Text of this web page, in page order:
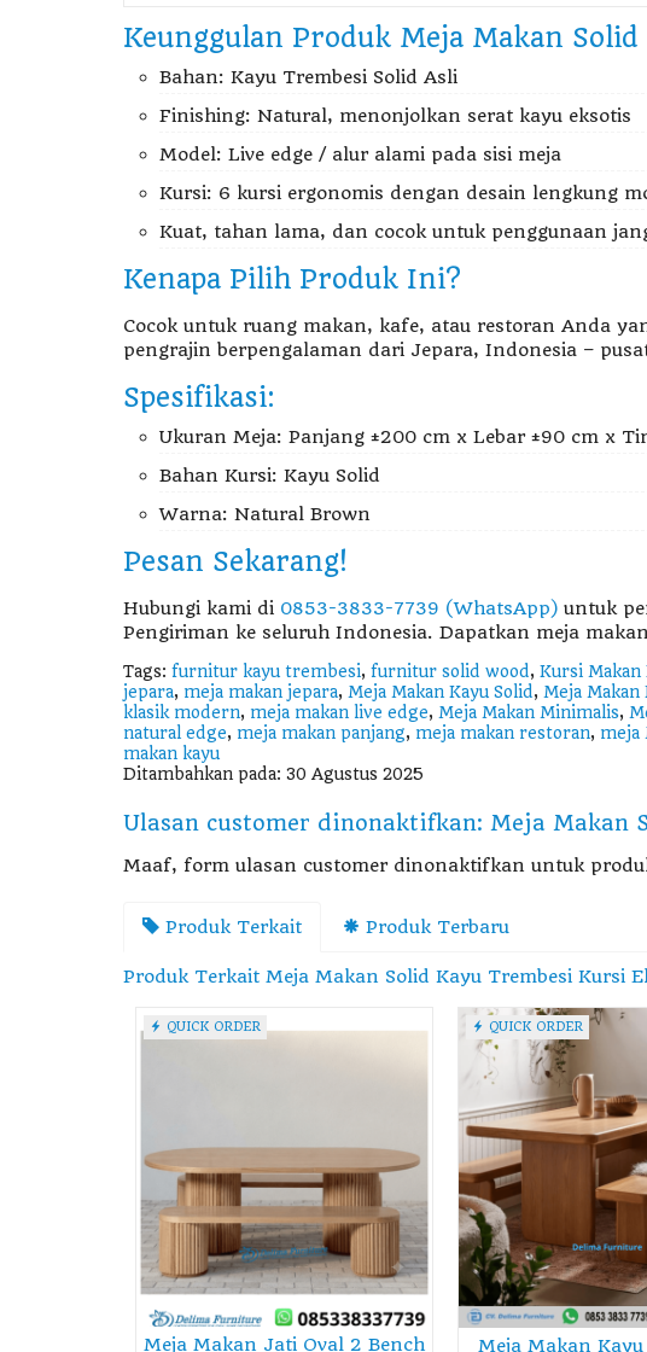
Keunggulan Produk Meja Makan
Bahan: Kayu Trembesi Solid Asli
Finishing: Natural, menonjolkan serat kayu eksotis
Model: Live edge / alur alami pada sisi meja
Kursi: 6 kursi ergonomis dengan desain lengkung
Kuat, tahan lama, dan cocok untuk penggunaan
Kenapa Pilih Produk Ini?
Cocok untuk ruang makan, kafe, atau restoran Anda
pengrajin berpengalaman dari Jepara, Indonesia –
Spesifikasi:
Ukuran Meja: Panjang ±200 cm x Lebar ±90 cm x
Bahan Kursi: Kayu Solid
Warna: Natural Brown
Pesan Sekarang!
Hubungi kami di 0853-3833-7739 (WhatsApp) untuk
Pengiriman ke seluruh Indonesia. Dapatkan meja
Tags: furnitur kayu trembesi, furnitur solid wood, Kursi Makan
jepara, meja makan jepara, Meja Makan Kayu Solid, Meja Makan
klasik modern, meja makan live edge, Meja Makan Minimalis,
natural edge, meja makan panjang, meja makan restoran, meja
makan kayu
Ditambahkan pada: 30 Agustus 2025
Ulasan customer dinonaktifkan: Meja Makan
Maaf, form ulasan customer dinonaktifkan untuk
Produk Terkait Produk Terbaru
Produk Terkait Meja Makan Solid Kayu Trembesi Kursi
QUICK ORDER
Meja Makan Jati Oval 2 Bench
QUICK ORDER
Meja Makan